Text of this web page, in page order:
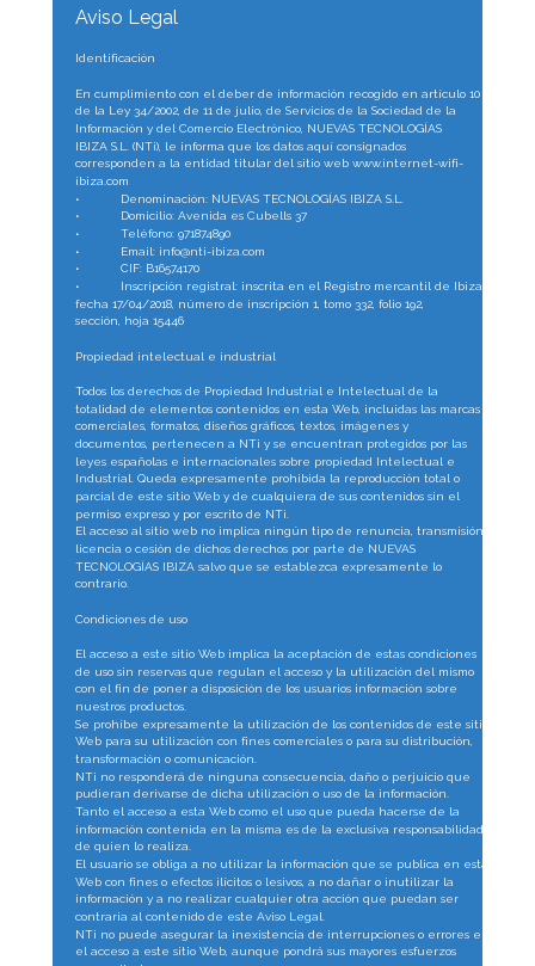
Aviso Legal
Identificación
En cumplimiento con el deber de información recogido en artículo 10
de la Ley 34/2002, de 11 de julio, de Servicios de la Sociedad de la
Información y del Comercio Electrónico, NUEVAS TECNOLOGÍAS
IBIZA S.L. (NTi), le informa que los datos aquí consignados
corresponden a la entidad titular del sitio web www.internet-wifi-
ibiza.com
•
Denominación: NUEVAS TECNOLOGÍAS IBIZA S.L.
•
Domicilio: Avenida es Cubells 37
•
Teléfono: 971874890
•
Email: info@nti-ibiza.com
•
CIF: B16574170
•
Inscripción registral: inscrita en el Registro mercantil de Ibiza,
fecha 17/04/2018, número de inscripción 1, tomo 332, folio 192,
sección, hoja 15446
Propiedad intelectual e industrial
Todos los derechos de Propiedad Industrial e Intelectual de la
totalidad de elementos contenidos en esta Web, incluidas las marcas
comerciales, formatos, diseños gráficos, textos, imágenes y
documentos, pertenecen a NTi y se encuentran protegidos por las
leyes españolas e internacionales sobre propiedad Intelectual e
Industrial. Queda expresamente prohibida la reproducción total o
parcial de este sitio Web y de cualquiera de sus contenidos sin el
permiso expreso y por escrito de NTi.
El acceso al sitio web no implica ningún tipo de renuncia, transmisión,
licencia o cesión de dichos derechos por parte de NUEVAS
TECNOLOGÍAS IBIZA salvo que se establezca expresamente lo
contrario.
Condiciones de uso
El acceso a este sitio Web implica la aceptación de estas condiciones
de uso sin reservas que regulan el acceso y la utilización del mismo
con el fin de poner a disposición de los usuarios información sobre
nuestros productos.
Se prohíbe expresamente la utilización de los contenidos de este sitio
Web para su utilización con fines comerciales o para su distribución,
transformación o comunicación.
NTi no responderá de ninguna consecuencia, daño o perjuicio que
pudieran derivarse de dicha utilización o uso de la información.
Tanto el acceso a esta Web como el uso que pueda hacerse de la
información contenida en la misma es de la exclusiva responsabilidad
de quien lo realiza.
El usuario se obliga a no utilizar la información que se publica en esta
Web con fines o efectos ilícitos o lesivos, a no dañar o inutilizar la
información y a no realizar cualquier otra acción que puedan ser
contraria al contenido de este Aviso Legal.
NTi no puede asegurar la inexistencia de interrupciones o errores en
el acceso a este sitio Web, aunque pondrá sus mayores esfuerzos